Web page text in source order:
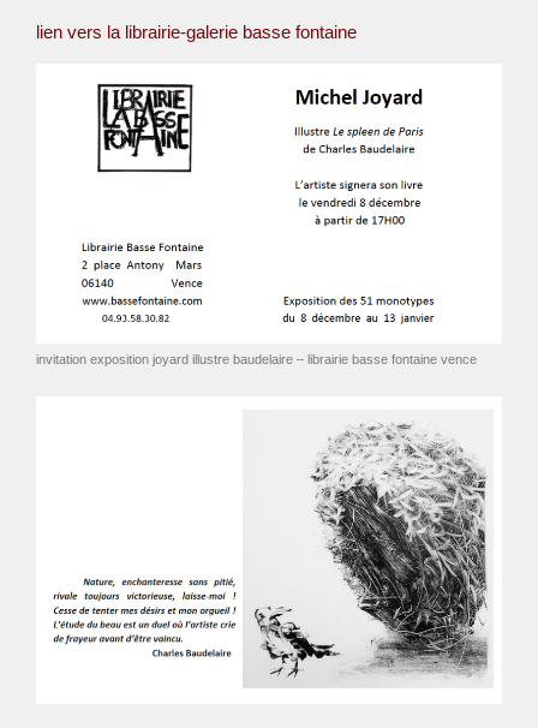
lien vers la librairie-galerie basse fontaine
invitation exposition joyard illustre baudelaire – librairie basse fontaine vence